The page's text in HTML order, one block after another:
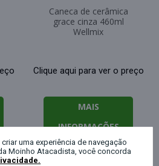
Caneca de cerâmica
grace cinza 460ml
Wellmix
Clique aqui para ver o preço
MAIS
INFORMAÇÕES
uma experiência de navegação
Moinho Atacadista, você concorda